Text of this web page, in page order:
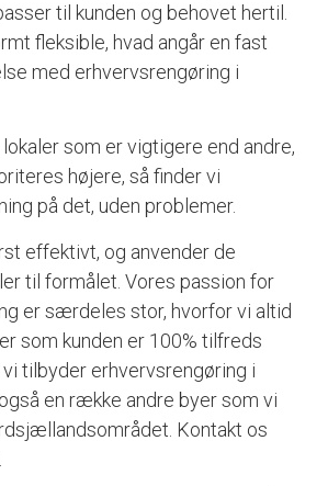
til kunden og behovet hertil.
fleksible, hvad angår en fast
med erhvervsrengøring i
som er vigtigere end andre,
højere, så finder vi
på det, uden problemer.
effektivt, og anvender de
til formålet. Vores passion for
er særdeles stor, hvorfor vi altid
som kunden er 100% tilfreds
tilbyder erhvervsrengøring i
en række andre byer som vi
Kontakt os